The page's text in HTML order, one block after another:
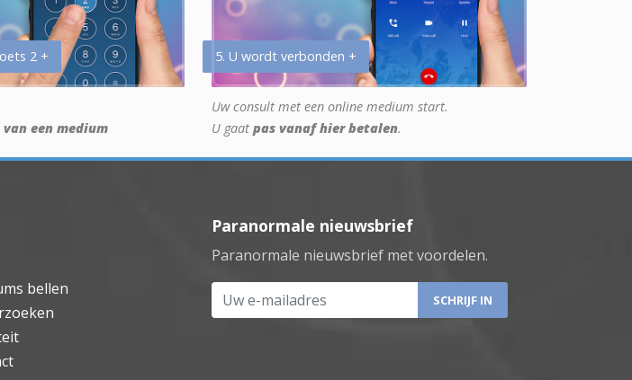
2 +
een medium
5. U wordt verbonden +
Uw consult met een online medium start.
U gaat pas vanaf hier betalen.
bellen
Paranormale nieuwsbrief
Paranormale nieuwsbrief met voordelen.
Uw e-mailadres